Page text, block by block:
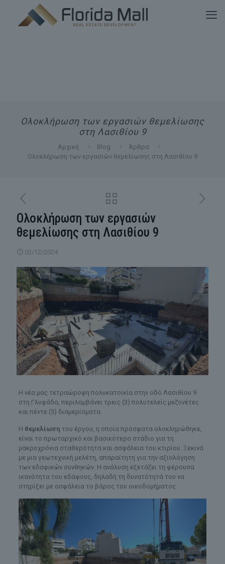
Ολοκλήρωση των εργασιών θεμελίωσης
στη Λασιθίου 9
Αρχική Blog
Άρθρα
Ολοκλήρωση των εργασιών θεμελίωσης στη Λασιθίου 9
Ολοκλήρωση των εργασιών
θεμελίωσης στη Λασιθίου 9
02/12/2024
Η νέα μας τετραώροφη πολυκατοικία στην οδό Λασιθίου 9
στη Γλυφάδα, περιλαμβάνει τρεις (3) πολυτελείς μεζονέτες
και πέντε (5) διαμερίσματα.
Η θεμελίωση του έργου, η οποία πρόσφατα ολοκληρώθηκε,
είναι το πρωταρχικό και βασικότερο στάδιο για τη
μακροχρόνια σταθερότητα και ασφάλεια του κτιρίου. Ξεκινά
με μια γεωτεχνική μελέτη, απαραίτητη για την αξιολόγηση
των εδαφικών συνθηκών. Η ανάλυση εξετάζει τη φέρουσα
ικανότητα του εδάφους, δηλαδή τη δυνατότητά του να
στηρίξει με ασφάλεια το βάρος του οικοδομήματος.